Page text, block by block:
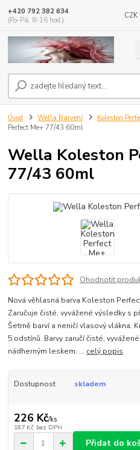
CZK
+420 792 382 634
(Po-Pá, 8-16 hod.)
Úvod Wella Barvení Koleston
Perfect Me+ 77/43 60ml
Wella Koleston
77/43 60ml
Ohodnotit
Nová věhlasná barva Koleston
Zaručuje čisté, vyvážené výsledky s
Šetrně barví a neničí vlasový vlákna.
5 odstínů. Barvy zaručí čisté,
nádherným leskem. ... celý popis
Dostupnost skladem
226 Kč/ks
187 Kč bez DPH
Přidat do